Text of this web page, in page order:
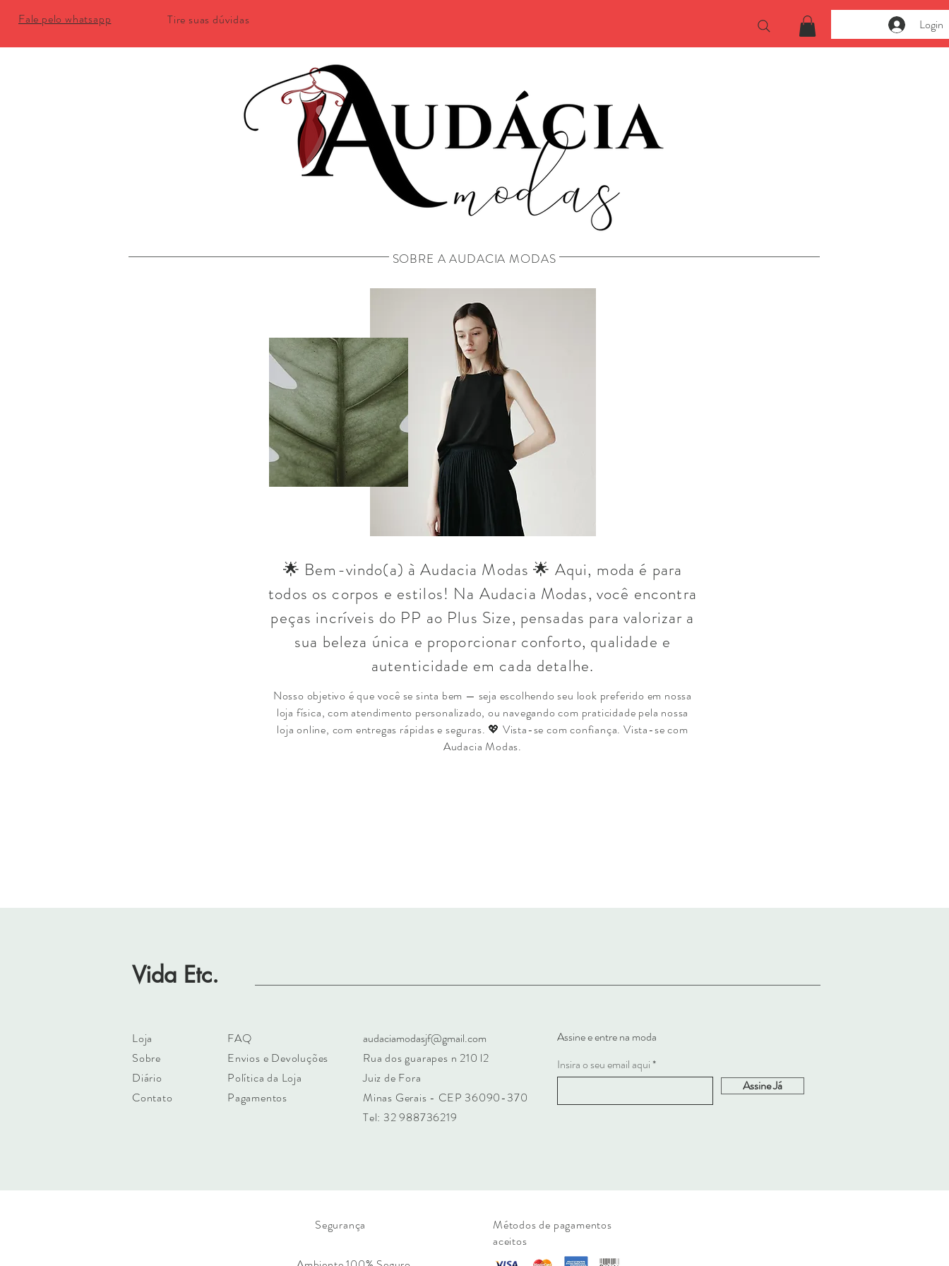
Fale pelo whatsapp Tire suas dúvidas Login
SOBRE A AUDACIA MODAS
🌟 Bem-vindo(a) à Audacia Modas 🌟 Aqui, moda é para
todos os corpos e estilos! Na Audacia Modas, você encontra
peças incríveis do PP ao Plus Size, pensadas para valorizar a
sua beleza única e proporcionar conforto, qualidade e
autenticidade em cada detalhe.
Nosso objetivo é que você se sinta bem — seja escolhendo seu look preferido em nossa
loja física, com atendimento personalizado, ou navegando com praticidade pela nossa
loja online, com entregas rápidas e seguras. 💖 Vista-se com confiança. Vista-se com
Audacia Modas.
Vida Etc.
Loja
Sobre
Diário
Contato
FAQ
Envios e Devoluções
Política da Loja
Pagamentos
audaciamodasjf@gmail.com
Rua dos guarapes n 210 l2
Juiz de Fora
Minas Gerais - CEP 36090-370
Tel: 32 988736219
Assine e entre na moda
Insira o seu email aqui
Assine Já
Segurança
Métodos de pagamentos
aceitos